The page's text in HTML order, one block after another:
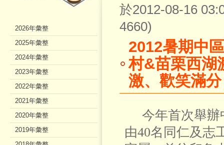
於2012-08-16
4660)
2012暑期中
村&苗栗西湖
激、歡笑滿分
今年首次舉辦
由40名同仁及志
2026年彙整
2025年彙整
2024年彙整
2023年彙整
2022年彙整
2021年彙整
2020年彙整
2019年彙整